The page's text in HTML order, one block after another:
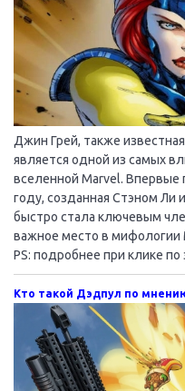
Джин Грей, также
является одной из самых
вселенной Marvel. Впервые
году, созданная Стэном
быстро стала ключевым
важное место в мифологии
PS: подробнее при клике по
Кто такой Дэдпул по